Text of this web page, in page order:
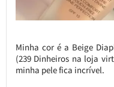
Minha cor é a Beige
(239 Dinheiros na loja
minha pele fica incrível.